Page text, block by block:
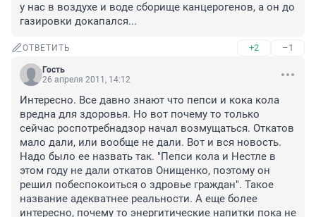
у нас в воздухе и воде сборище канцерогенов, а он до
газировки докапался...
ОТВЕТИТЬ +2 –1
Гость
26 апреля 2011, 14:12
Интересно. Все давно знают что пепси и кока кола
вредна для здоровья. Но вот почему то только
сейчас роспотребнадзор начал возмущаться. Откатов
мало дали, или вообще не дали. Вот и вся новость.
Надо было ее назвать так. "Пепси кола и Нестле в
этом году не дали откатов Онищенко, поэтому он
решил побеспокоиться о здровье граждан". Такое
название адекватнее реальности. А еще более
интересно, почему то энергитические напитки пока не